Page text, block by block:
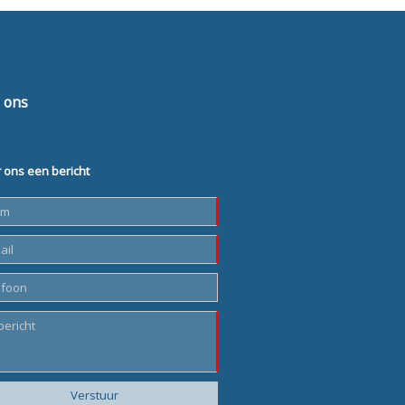
ons
ons een bericht